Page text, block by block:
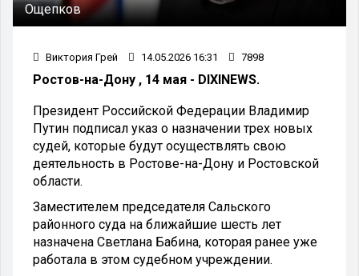
Ощепков
Виктория Грей 14.05.2026 16:31 7898
Ростов-на-Дону , 14 мая - DIXINEWS.
Президент Российской Федерации Владимир
Путин подписал указ о назначении трех новых
судей, которые будут осуществлять свою
деятельность в Ростове-на-Дону и Ростовской
области.
Заместителем председателя Сальского
районного суда на ближайшие шесть лет
назначена Светлана Бабина, которая ранее уже
работала в этом судебном учреждении.